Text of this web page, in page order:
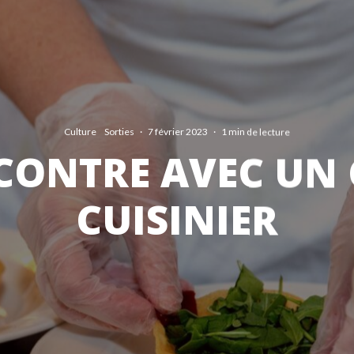
Culture Sorties · 7 février 2023 · 1 min de lecture
AVEC UN
CUISINIER